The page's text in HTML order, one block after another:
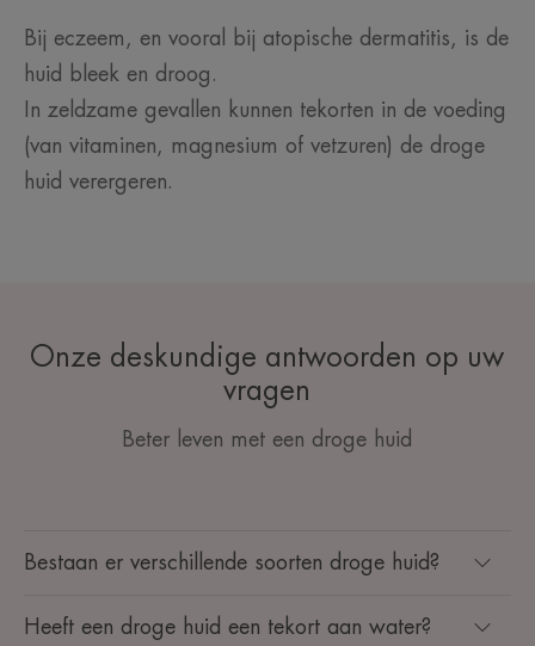
Bij eczeem, en vooral bij atopische dermatitis, is de
huid bleek en droog.
In zeldzame gevallen kunnen tekorten in de voeding
(van vitaminen, magnesium of vetzuren) de droge
huid verergeren.
Onze deskundige antwoorden op uw
vragen
Beter leven met een droge huid
Bestaan er verschillende soorten droge huid?
Heeft een droge huid een tekort aan water?